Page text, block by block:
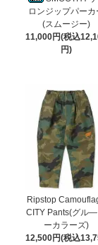
ロンジップパーカ
(スムージー)
11,000円(税込
円)
Ripstop
CITY Pants(グル
ーカラーズ)
12,500円(税込